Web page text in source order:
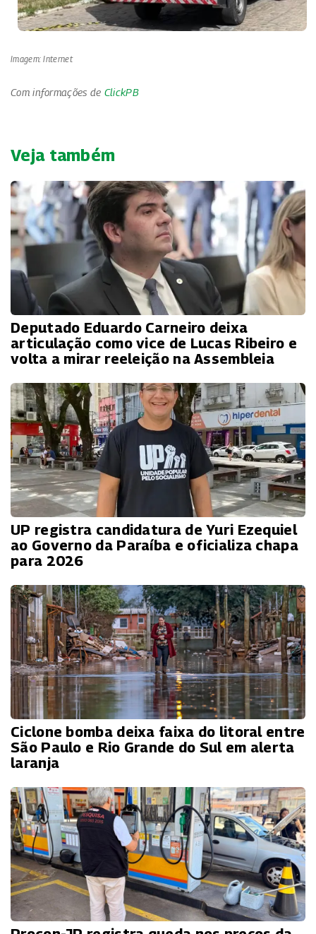
Imagem: Internet
Com informações de ClickPB
Veja também
Deputado Eduardo Carneiro deixa
articulação como vice de Lucas Ribeiro e
volta a mirar reeleição na Assembleia
UP registra candidatura de Yuri Ezequiel
ao Governo da Paraíba e oficializa chapa
para 2026
Ciclone bomba deixa faixa do litoral entre
São Paulo e Rio Grande do Sul em alerta
laranja